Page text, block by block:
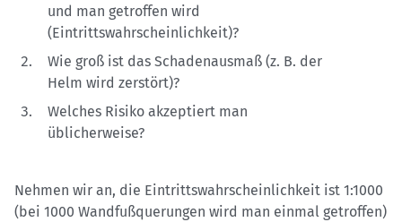
und man getroffen wird
(Eintrittswahrscheinlichkeit)?
Wie groß ist das Schadenausmaß (z. B. der
Helm wird zerstört)?
Welches Risiko akzeptiert man
üblicherweise?
Nehmen wir an, die Eintrittswahrscheinlichkeit ist 1:1000
(bei 1000 Wandfußquerungen wird man einmal getroffen)